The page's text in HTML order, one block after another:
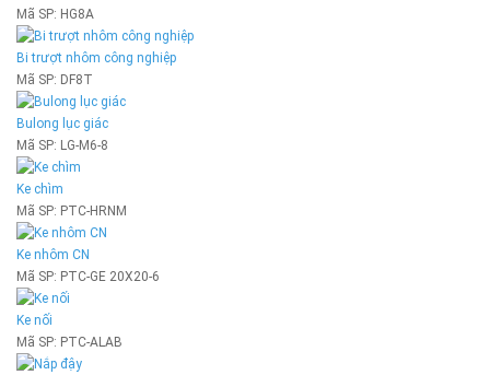
Mã SP: HG8A
Bi trượt nhôm công nghiệp
Mã SP: DF8T
Bulong lục giác
Mã SP: LG-M6-8
Ke chìm
Mã SP: PTC-HRNM
Ke nhôm CN
Mã SP: PTC-GE 20X20-6
Ke nối
Mã SP: PTC-ALAB